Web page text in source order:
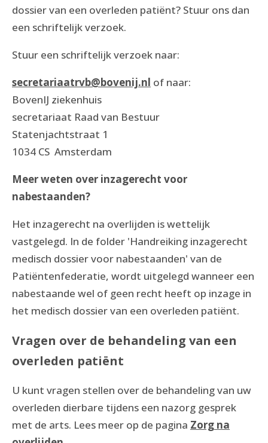
dossier van een overleden patiënt? Stuur ons dan
een schriftelijk verzoek.
Stuur een schriftelijk verzoek naar:
secretariaatrvb@bovenij.nl of naar:
BovenIJ ziekenhuis
secretariaat Raad van Bestuur
Statenjachtstraat 1
1034 CS Amsterdam
Meer weten over inzagerecht voor
nabestaanden?
Het inzagerecht na overlijden is wettelijk
vastgelegd. In de folder 'Handreiking inzagerecht
medisch dossier voor nabestaanden' van de
Patiëntenfederatie, wordt uitgelegd wanneer een
nabestaande wel of geen recht heeft op inzage in
het medisch dossier van een overleden patiënt.
Vragen over de behandeling van een
overleden patiënt
U kunt vragen stellen over de behandeling van uw
overleden dierbare tijdens een nazorg gesprek
met de arts. Lees meer op de pagina Zorg na